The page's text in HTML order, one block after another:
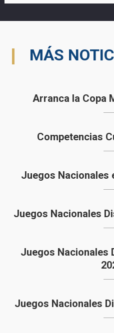
MÁS
Arranca la Copa
Competencias
Juegos Nacionales
Juegos Nacionales
Juegos Nacionales
Juegos Nacionales